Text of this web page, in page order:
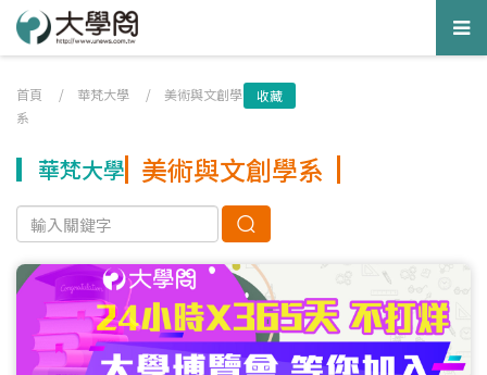
首頁 / 華梵大學 / 美術與文創學
系
收藏
華梵大學 美術與文創學系